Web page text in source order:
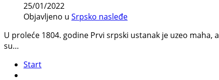
25/01/2022
Objavljeno u Srpsko nasleđe
U proleće 1804. godine Prvi srpski ustanak je uzeo
su…
Start